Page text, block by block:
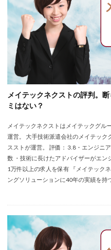
メイテックネクストの評判。
ミはない？
メイテックネクストはメイテックグル
運営。 大手技術派遣会社のメイテッ
スストが運営。 評価： 3.8・エンジニ
数 ・技術に長けたアドバイザーがエ
1万件以上の求人を保有 『メイテック
ングソリューションに40年の実績を持